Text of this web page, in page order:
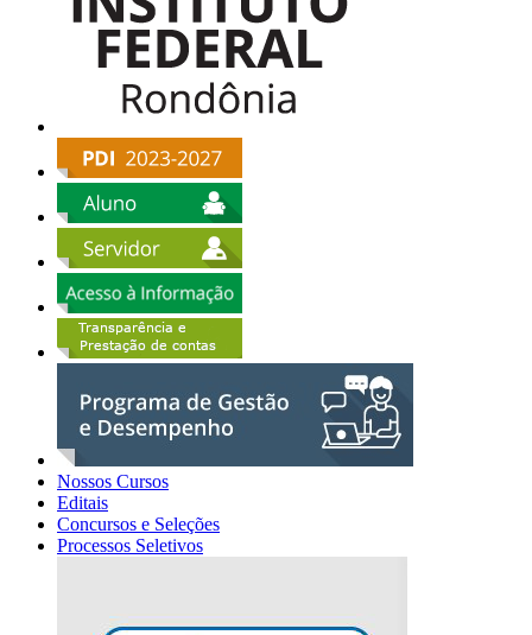
Nossos Cursos
Editais
Concursos e Seleções
Processos Seletivos